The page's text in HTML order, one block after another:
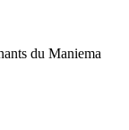
du Maniema